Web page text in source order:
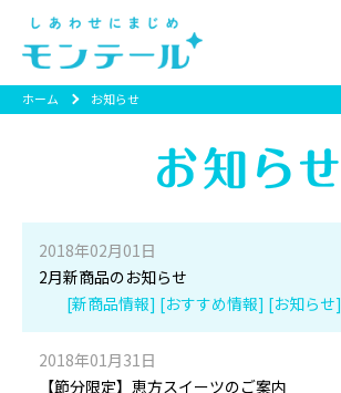
ホーム お知らせ
2018年02月01日
2月新商品のお知らせ
[新商品情報] [おすすめ情報] [お知らせ]
2018年01月31日
【節分限定】恵方スイーツのご案内